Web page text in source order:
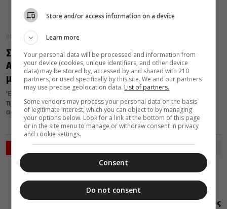
01 Νοεμβρίου 2018
Συγκλονιστικό ιατρικό θαύμα – Οι Άγιοι
Ανάργυροι πραγματοποιούν την 1η
μεταμόσχευση ποδιού!
'Ενα συγκλονιστικό ιατρικό θαύμα έπραξαν οι Άγιοι Ανάργυροι
πριν από 1.700 χρόνια! Διαβάστε πως κατάφεραν να σώσουν ένα
ασθενή...
ΡΟΗ ΕΙΔΗΣΕΩΝ
ΔΙΑΦΟΡΑ
χορωδίες στους
Store and/or access information on a device
Learn more
Your personal data will be processed and information from
your device (cookies, unique identifiers, and other device
data) may be stored by, accessed by and shared with 210
partners, or used specifically by this site. We and our partners
may use precise geolocation data. List of partners.
Some vendors may process your personal data on the basis
of legitimate interest, which you can object to by managing
your options below. Look for a link at the bottom of this page
or in the site menu to manage or withdraw consent in privacy
and cookie settings.
Consent
Do not consent